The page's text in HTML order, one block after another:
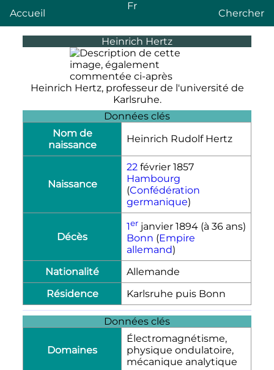
Accueil
Fr
Chercher
Heinrich Hertz
Heinrich Hertz, professeur de l'université de
Karlsruhe.
Données clés
Nom de
naissance
Heinrich Rudolf Hertz
Naissance
22 février 1857
Hambourg
(Confédération
germanique)
Décès
1er janvier 1894 (à 36 ans)
Bonn (Empire
allemand)
Nationalité
Allemande
Résidence
Karlsruhe puis Bonn
Données clés
Domaines
Électromagnétisme,
physique ondulatoire,
mécanique analytique